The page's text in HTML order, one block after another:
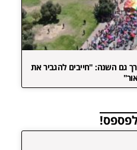
גם השנה: "חייבים להגביר את